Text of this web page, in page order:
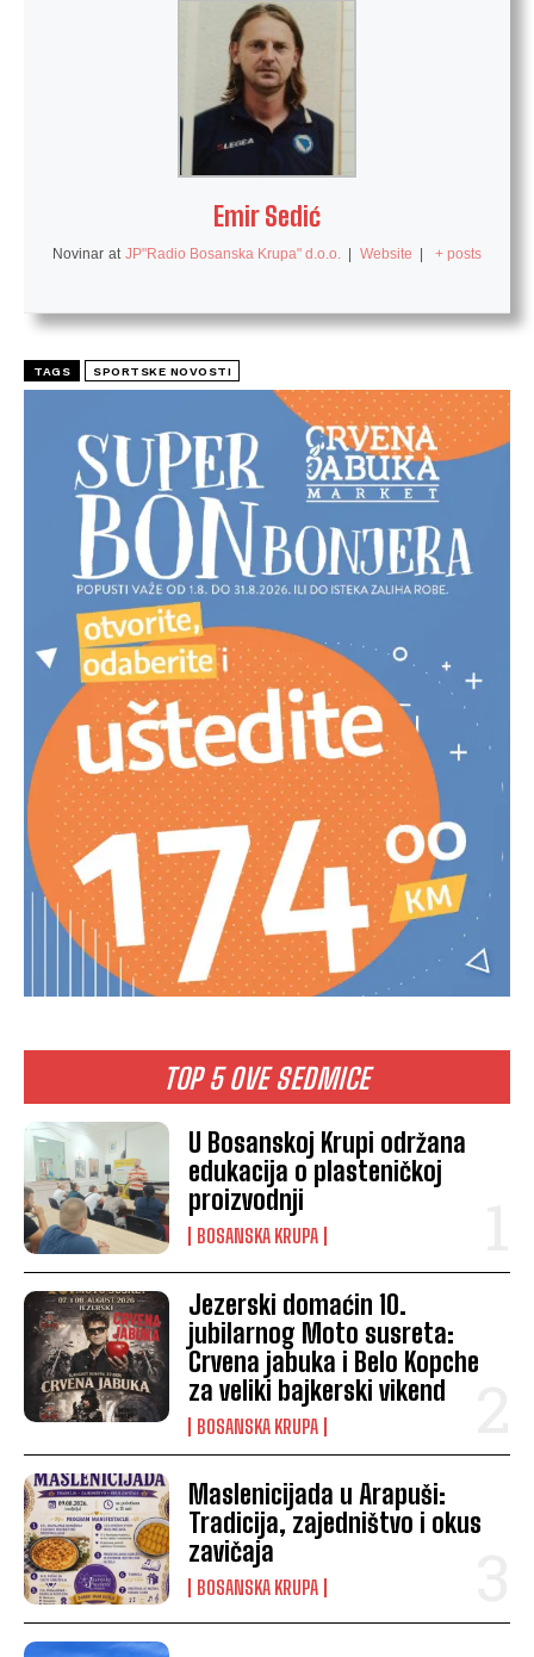
TOP 5 OVE SEDMICE
U Bosanskoj Krupi održana
edukacija o plasteničkoj
proizvodnji
BOSANSKA KRUPA
Jezerski domaćin 10.
jubilarnog Moto susreta:
Crvena jabuka i Belo Kopche
za veliki bajkerski vikend
BOSANSKA KRUPA
Maslenicijada u Arapuši:
Tradicija, zajedništvo i okus
zavičaja
BOSANSKA KRUPA
Emir Sedić
Novinar at JP"Radio Bosanska Krupa" d.o.o. Website + posts
TAGS SPORTSKE NOVOSTI